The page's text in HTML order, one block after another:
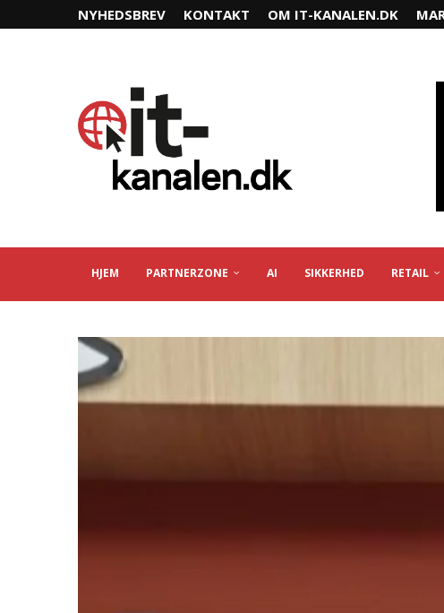
NYHEDSBREV KONTAKT OM IT-KANALEN.DK
HJEM PARTNERZONE AI SIKKERHED RETAIL